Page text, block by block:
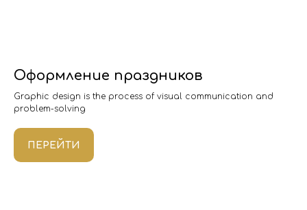
Оформление праздников
Graphic design is the process of visual communication and
problem-solving
ПЕРЕЙТИ